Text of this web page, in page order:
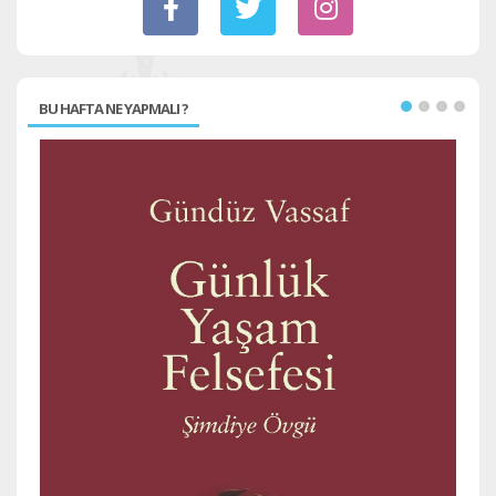
BU HAFTA NE YAPMALI ?